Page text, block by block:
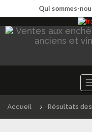
Qui sommes-
Accueil Résultats